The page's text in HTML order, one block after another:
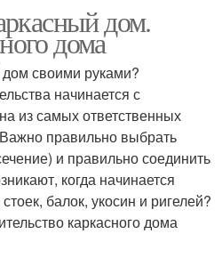
дом.
дома
дом своими руками?
начинается с
из самых ответственных
правильно выбрать
и правильно соединить
когда начинается
балок, укосин и ригелей?
каркасного дома